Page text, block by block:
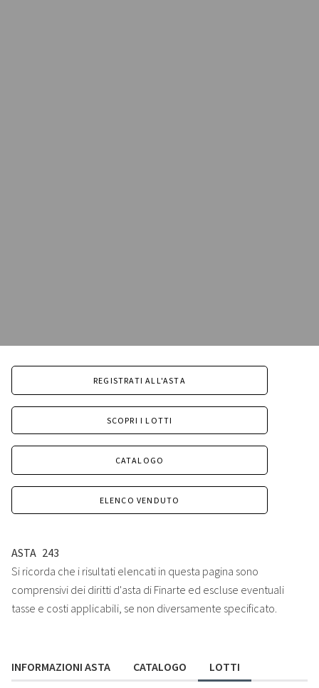
REGISTRATI ALL'ASTA
SCOPRI I LOTTI
CATALOGO
ELENCO VENDUTO
ASTA 243
Si ricorda che i risultati elencati in questa pagina sono
comprensivi dei diritti d'asta di Finarte ed escluse eventuali
tasse e costi applicabili, se non diversamente specificato.
INFORMAZIONI ASTA CATALOGO LOTTI